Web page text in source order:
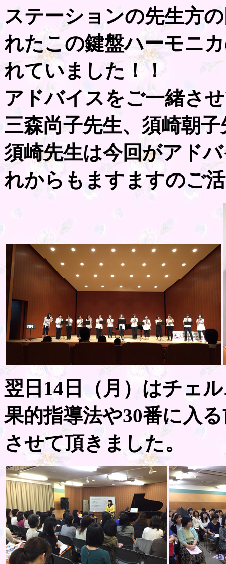
ステーションの先生方
れたこの鍵盤ハーモニ
れていました！！
アドバイスをご一緒さ
三森尚子先生、須崎朝
須崎先生は今回がアド
れからもますますのご
翌日14日（月）はチェ
果的指導法や30番に入
させて頂きました。